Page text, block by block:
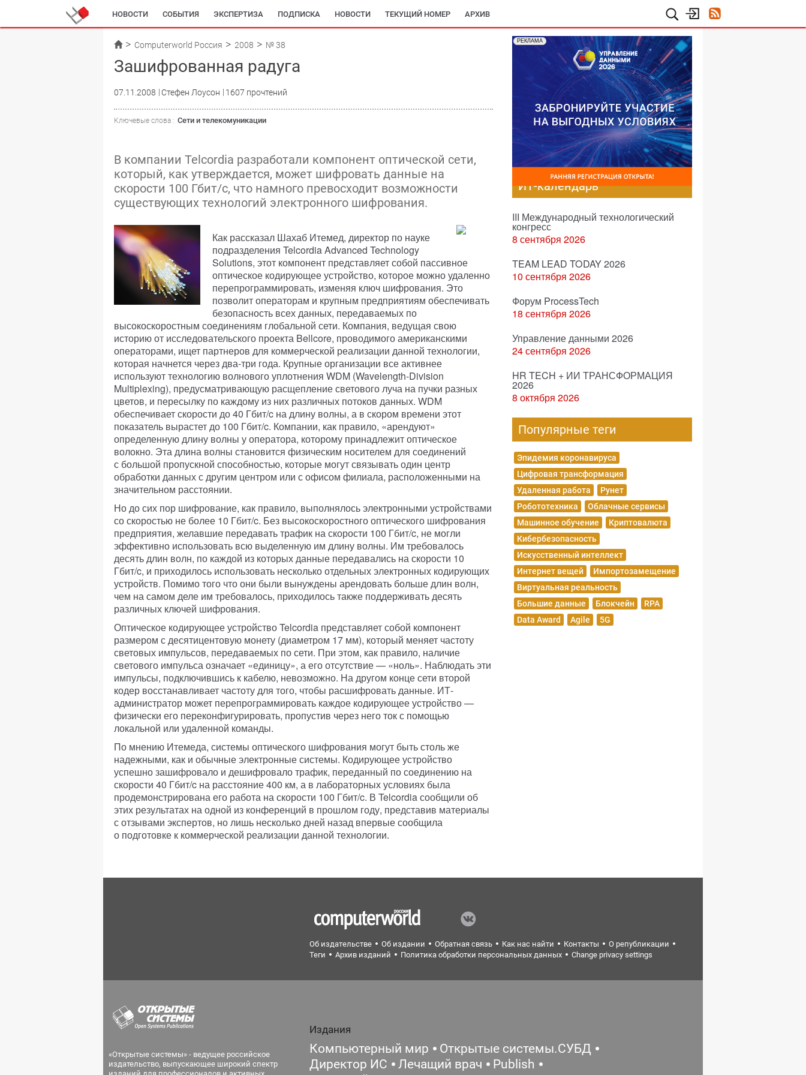
НОВОСТИ СОБЫТИЯ ЭКСПЕРТИЗА ПОДПИСКА НОВОСТИ ТЕКУЩИЙ НОМЕР АРХИВ
Computerworld Россия 2008 № 38
Зашифрованная радуга
07.11.2008 Стефен Лоусон 1607 прочтений
Ключевые слова : Сети и телекомуникации
В компании Telcordia разработали компонент оптической сети,
который, как утверждается, может шифровать данные на
скорости 100 Гбит/с, что намного превосходит возможности
существующих технологий электронного шифрования.
Как рассказал Шахаб Итемед, директор по науке
подразделения Telcordia Advanced Technology
Solutions, этот компонент представляет собой пассивное
оптическое кодирующее устройство, которое можно удаленно
перепрограммировать, изменяя ключ шифрования. Это
позволит операторам и крупным предприятиям обеспечивать
безопасность всех данных, передаваемых по
высокоскоростным соединениям глобальной сети. Компания, ведущая свою
историю от исследовательского проекта Bellcore, проводимого американскими
операторами, ищет партнеров для коммерческой реализации данной технологии,
которая начнется через два-три года. Крупные организации все активнее
используют технологию волнового уплотнения WDM (Wavelength-Division
Multiplexing), предусматривающую расщепление светового луча на пучки разных
цветов, и пересылку по каждому из них различных потоков данных. WDM
обеспечивает скорости до 40 Гбит/c на длину волны, а в скором времени этот
показатель вырастет до 100 Гбит/c. Компании, как правило, «арендуют»
определенную длину волны у оператора, которому принадлежит оптическое
волокно. Эта длина волны становится физическим носителем для соединений
с большой пропускной способностью, которые могут связывать один центр
обработки данных с другим центром или с офисом филиала, расположенными на
значительном расстоянии.
Но до сих пор шифрование, как правило, выполнялось электронными устройствами
со скоростью не более 10 Гбит/c. Без высокоскоростного оптического шифрования
предприятия, желавшие передавать трафик на скорости 100 Гбит/c, не могли
эффективно использовать всю выделенную им длину волны. Им требовалось
десять длин волн, по каждой из которых данные передавались на скорости 10
Гбит/c, и приходилось использовать несколько отдельных электронных кодирующих
устройств. Помимо того что они были вынуждены арендовать больше длин волн,
чем на самом деле им требовалось, приходилось также поддерживать десять
различных ключей шифрования.
Оптическое кодирующее устройство Telcordia представляет собой компонент
размером с десятицентовую монету (диаметром 17 мм), который меняет частоту
световых импульсов, передаваемых по сети. При этом, как правило, наличие
светового импульса означает «единицу», а его отсутствие — «ноль». Наблюдать эти
импульсы, подключившись к кабелю, невозможно. На другом конце сети второй
кодер восстанавливает частоту для того, чтобы расшифровать данные. ИТ-
администратор может перепрограммировать каждое кодирующее устройство —
физически его переконфигурировать, пропустив через него ток с помощью
локальной или удаленной команды.
По мнению Итемеда, системы оптического шифрования могут быть столь же
надежными, как и обычные электронные системы. Кодирующее устройство
успешно зашифровало и дешифровало трафик, переданный по соединению на
скорости 40 Гбит/c на расстояние 400 км, а в лабораторных условиях была
продемонстрирована его работа на скорости 100 Гбит/c. В Telcordia сообщили об
этих результатах на одной из конференций в прошлом году, представив материалы
с отзывами экспертов, но лишь несколько дней назад впервые сообщила
о подготовке к коммерческой реализации данной технологии.
РЕКЛАМА
ИТ-календарь
III Международный технологический
конгресс
8 сентября 2026
TEAM LEAD TODAY 2026
10 сентября 2026
Форум ProcessTech
18 сентября 2026
Управление данными 2026
24 сентября 2026
HR TECH + ИИ ТРАНСФОРМАЦИЯ
2026
8 октября 2026
Популярные теги
Эпидемия коронавируса
Цифровая трансформация
Удаленная работа
Рунет
Робототехника
Облачные сервисы
Машинное обучение
Криптовалюта
Кибербезопасность
Искусственный интеллект
Интернет вещей
Импортозамещение
Виртуальная реальность
Большие данные
Блокчейн
RPA
Data Award
Agile 5G
Об издательстве Об издании Обратная связь Как нас найти Контакты
О републикации
Теги
Архив изданий Политика обработки персональных данных Change privacy settings
«Открытые системы» - ведущее российское
издательство, выпускающее широкий спектр
Издания
Компьютерный мир
Открытые системы.СУБД
Директор ИС
Лечащий врач
Publish